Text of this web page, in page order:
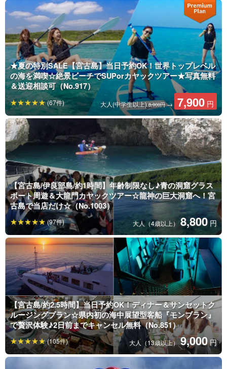
★夏の特別SALE【宮古島】当日予約OK！世界トップレベル
の海を満喫☆絶景ビーチでSUPorカヤックツアー★写真無料
＆送迎相談可（No.917）
大人(中学生以上)8,900円→ 7,900 円
(67件)
【宮古島/伊良部島/約1時間】年齢制限なし♪青の洞窟グラス
ボート周遊＆大龍門カヤックツアー☆龍神の巨大洞窟へ！宮
古島で当店だけ☆（No.1003）
大人（4歳以上） 8,800 円
(97件)
【宮古島/約2.5時間】当日予約OK！ディナー＆サンセットク
ルージングプラン☆県内初の海中展望型客船『モンブラン』
で贅沢体験♪2日前までキャンセル無料（No.851）
大人（13歳以上） 9,000 円
(105件)